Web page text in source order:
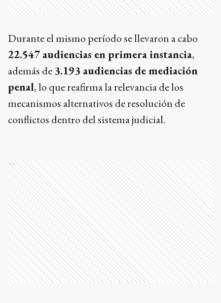
Durante el mismo período se llevaron a cabo
22.547 audiencias en primera instancia,
además de 3.193 audiencias de mediación
penal, lo que reafirma la relevancia de los
mecanismos alternativos de resolución de
conflictos dentro del sistema judicial.
Ads